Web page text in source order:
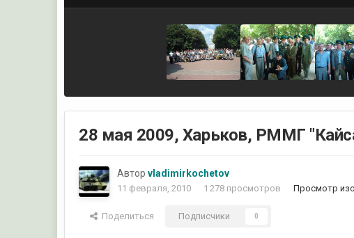
28 мая 2009, Харьков, РММГ
Авторvladimirkochetov
11 февраля, 2010 1 278 просмотров Просмотр
Поделиться Подписчики 0